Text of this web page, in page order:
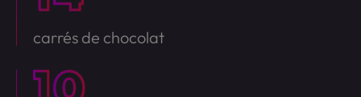
carrés de chocolat